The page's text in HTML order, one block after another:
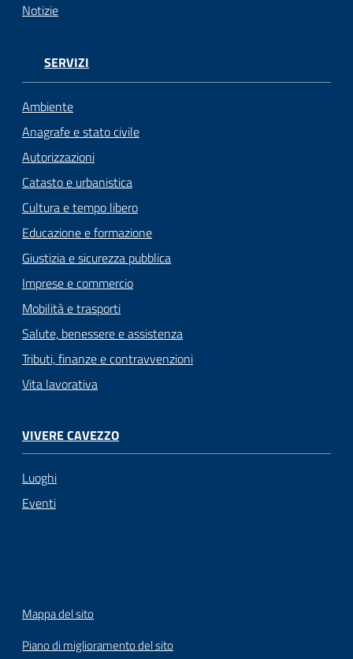
Notizie
SERVIZI
Ambiente
Anagrafe e stato civile
Autorizzazioni
Catasto e urbanistica
Cultura e tempo libero
Educazione e formazione
Giustizia e sicurezza pubblica
Imprese e commercio
Mobilità e trasporti
Salute, benessere e assistenza
Tributi, finanze e contravvenzioni
Vita lavorativa
VIVERE CAVEZZO
Luoghi
Eventi
Mappa del sito
Piano di miglioramento del sito